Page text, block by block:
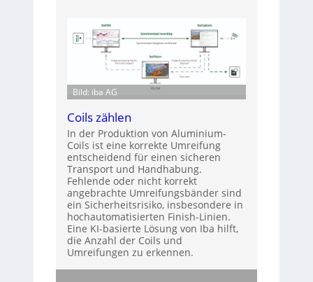
Bild: iba AG
Coils zählen
In der Produktion von Aluminium-
Coils ist eine korrekte Umreifung
entscheidend für einen sicheren
Transport und Handhabung.
Fehlende oder nicht korrekt
angebrachte Umreifungsbänder sind
ein Sicherheitsrisiko, insbesondere in
hochautomatisierten Finish-Linien.
Eine KI-basierte Lösung von Iba hilft,
die Anzahl der Coils und
Umreifungen zu erkennen.